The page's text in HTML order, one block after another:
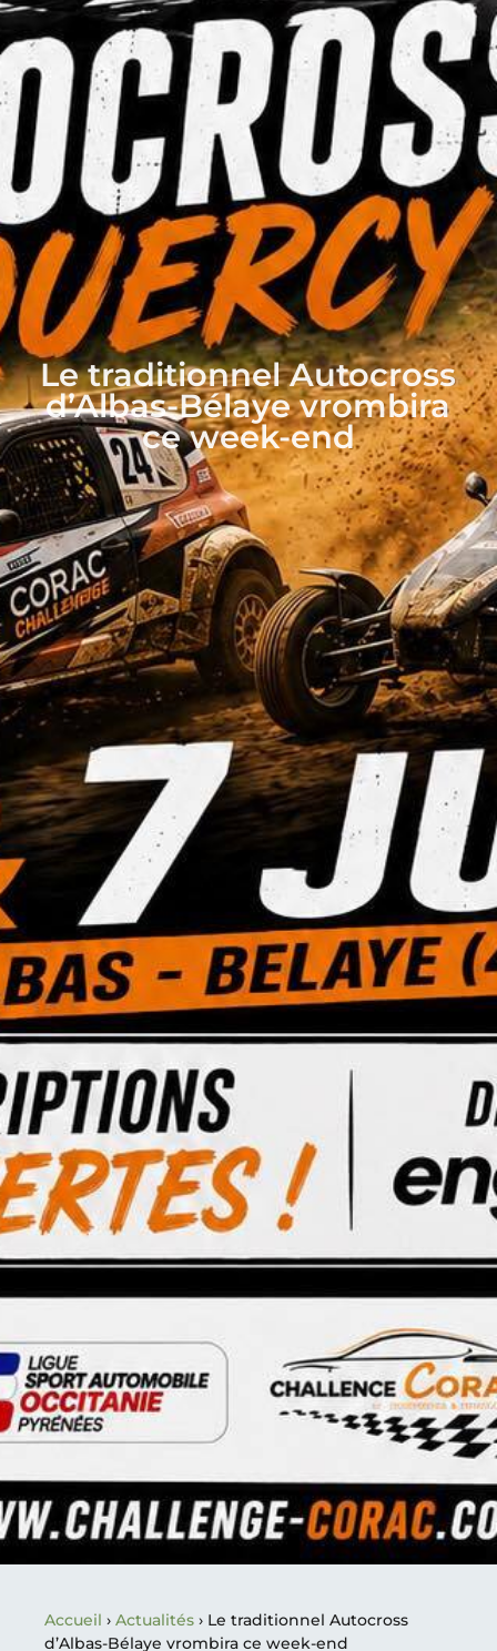
Le traditionnel Autocross
d’Albas-Bélaye vrombira
ce week-end
Accueil › Actualités › Le traditionnel Autocross
d’Albas-Bélaye vrombira ce week-end